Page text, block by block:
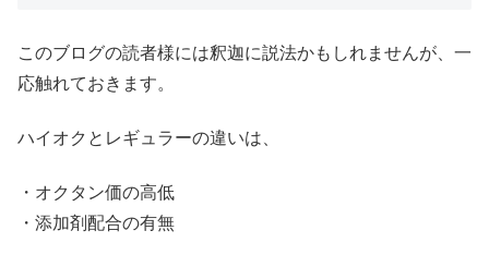
このブログの読者様には釈迦に説法かもしれませんが、一
応触れておきます。
ハイオクとレギュラーの違いは、
・オクタン価の高低
・添加剤配合の有無